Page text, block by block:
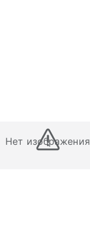
Нет изображения